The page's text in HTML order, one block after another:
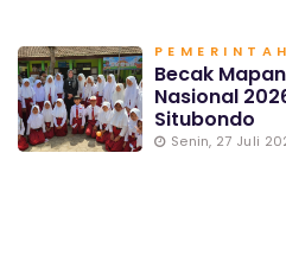
Becak
Nasional
Situbondo
Senin, 27 Juli